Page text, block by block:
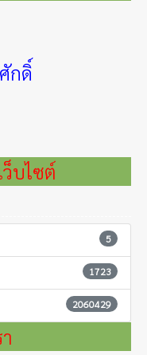
กดิ์
บไซต์
5
1723
2060429